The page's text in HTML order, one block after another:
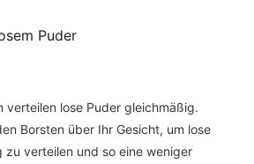
Puder
verteilen lose Puder gleichmäßig.
Borsten über Ihr Gesicht, um lose
zu verteilen und so eine weniger